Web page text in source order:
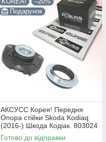
Подарунок
АКСУСС Корея! Передня
Опора стійки Skoda Kodiaq
(2016-) Шкода Кодіак. 803024
, KB657.27 , VKDA35167
Готово до відправки